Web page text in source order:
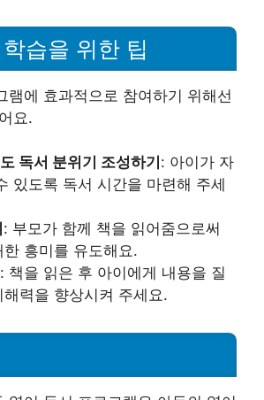
습을 위한 팁
램에 효과적으로 참여하기 위해선
요.
독서 분위기 조성하기 : 아이가 자
있도록 독서 시간을 마련해 주세
: 부모가 함께 책을 읽어줌으로써
한 흥미를 유도해요.
: 책을 읽은 후 아이에게 내용을 질
해력을 향상시켜 주세요.